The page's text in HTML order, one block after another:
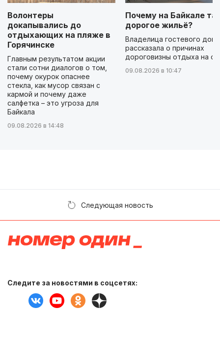
Волонтеры
докапывались до
отдыхающих на пляже в
Горячинске
Главным результатом акции
стали сотни диалогов о том,
почему окурок опаснее
стекла, как мусор связан с
кармой и почему даже
салфетка – это угроза для
Байкала
09.08.2026 в 14:48
Почему на Байкале
дорогое жильё?
Владелица гостевого дома
рассказала о причинах
дороговизны отдыха на
09.08.2026 в 10:47
Следующая новость
Следите за новостями в соцсетях: